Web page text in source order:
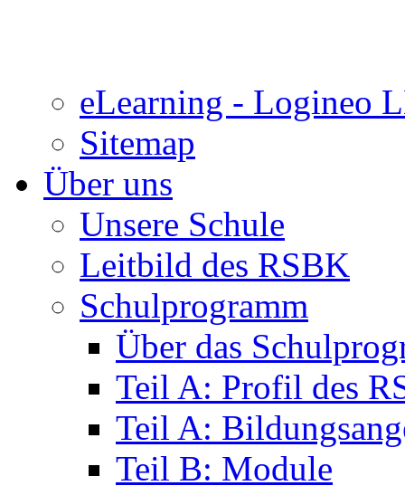
eLearning - Logineo
Sitemap
Über uns
Unsere Schule
Leitbild des RSBK
Schulprogramm
Über das
Teil A: Profil des
Teil A:
Teil B: Module